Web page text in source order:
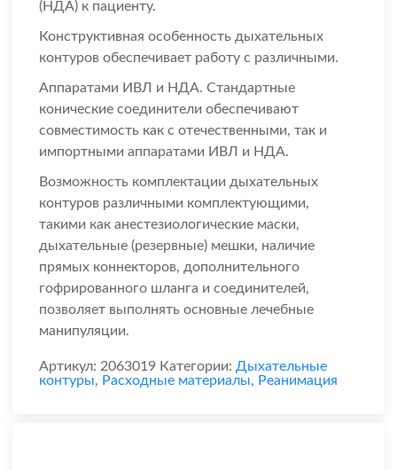
(НДА) к пациенту.
Конструктивная особенность дыхательных
контуров обеспечивает работу с различными.
Аппаратами ИВЛ и НДА. Стандартные
конические соединители обеспечивают
совместимость как с отечественными, так и
импортными аппаратами ИВЛ и НДА.
Возможность комплектации дыхательных
контуров различными комплектующими,
такими как анестезиологические маски,
дыхательные (резервные) мешки, наличие
прямых коннекторов, дополнительного
гофрированного шланга и соединителей,
позволяет выполнять основные лечебные
манипуляции.
Артикул: 2063019 Категории: Дыхательные
контуры, Расходные материалы, Реанимация